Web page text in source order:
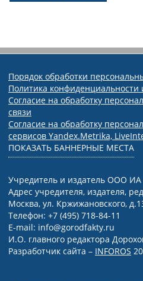
Порядок обработки
Политика
Согласие на обработку
связи
Согласие на обработку
сервисов Yandex.Metrika,
ПОКАЗАТЬ БАННЕРНЫЕ МЕСТА
Учредитель и издатель ООО ИА
Адрес учредителя, издателя,
Москва, ул. Кржижановского,
Телефон: +7 (495) 718-84-11
E-mail: info@gorodfakty.ru
И.О. главного редактора
Разработчик сайта – INFOROS